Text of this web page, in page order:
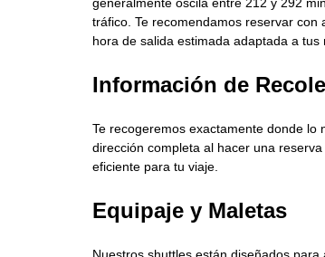
tráfico. Te recomendamos reservar
hora de salida estimada adaptada a tus
Información de
Te recogeremos exactamente donde
dirección completa al hacer una
eficiente para tu viaje.
Equipaje y Maletas